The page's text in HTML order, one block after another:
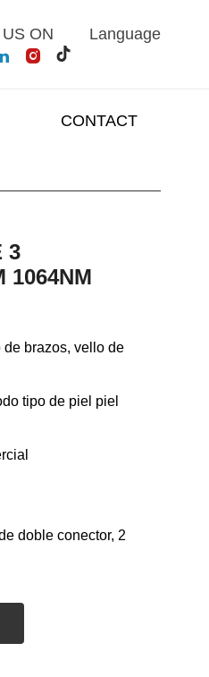
ON Language
CONTACT
3
1064NM
brazos, vello de
tipo de piel piel
doble conector, 2